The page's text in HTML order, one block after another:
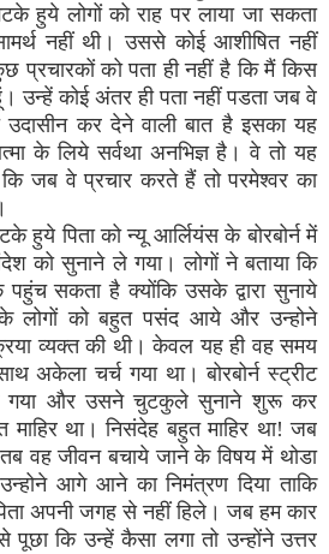
हुये लोगों को राह पर लाया जा सकता
नहीं थी। उससे कोई आशीषित नहीं
प्रचारकों को पता ही नहीं है कि मैं किस
उन्हें कोई अंतर ही पता नहीं पडता जब वे
कर देने वाली बात है इसका यह
के लिये सर्वथा अनभिज्ञ है। वे तो यह
जब वे प्रचार करते हैं तो परमेश्वर का
हुये पिता को न्यू आर्लियंस के बोरबोर्न में
को सुनाने ले गया। लोगों ने बताया कि
सकता है क्योंकि उसके द्वारा सुनाये
को बहुत पसंद आये और उन्होने
व्यक्त की थी। केवल यह ही वह समय
अकेला चर्च गया था। बोरबोर्न स्ट्रीट
गया और उसने चुटकुले सुनाने शुरू कर
था। निसंदेह बहुत माहिर था! जब
वह जीवन बचाये जाने के विषय में थोडा
आगे आने का निमंत्रण दिया ताकि
अपनी जगह से नहीं हिले। जब हम कार
कि उन्हें कैसा लगा तो उन्होंने उत्तर